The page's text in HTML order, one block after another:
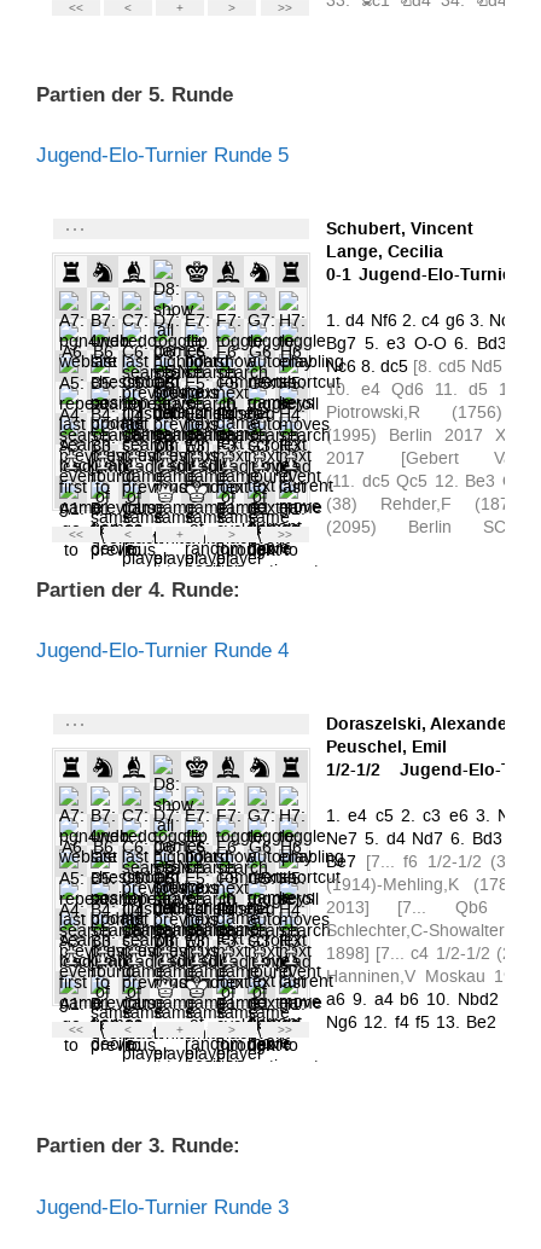
Partien der 5. Runde
Jugend-Elo-Turnier Runde 5
Partien der 4. Runde:
Jugend-Elo-Turnier Runde 4
Partien der 3. Runde:
Jugend-Elo-Turnier Runde 3